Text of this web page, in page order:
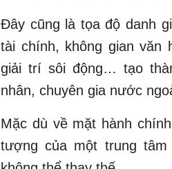
Đây cũng là tọa độ danh
tài chính, không gian văn
giải trí sôi động… tạo
nhân, chuyên gia nước
Mặc dù về mặt hành
tượng của một trung